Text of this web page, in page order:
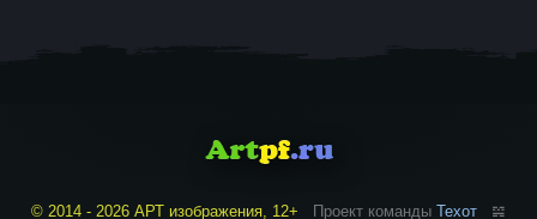
© 2014 - 2026 АРТ изображения, 12+ Проект команды Техот 𝌴